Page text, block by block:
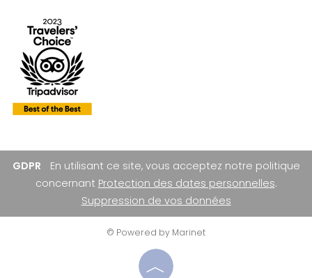
GDPR
En utilisant ce site, vous acceptez notre politique
concernant Protection des dates personnelles.
Suppression de vos données
© Powered by Marinet
︿